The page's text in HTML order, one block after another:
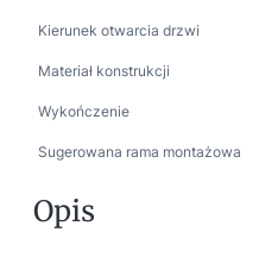
Kierunek otwarcia drzwi
Materiał konstrukcji
Wykończenie
Sugerowana rama montażowa
Opis